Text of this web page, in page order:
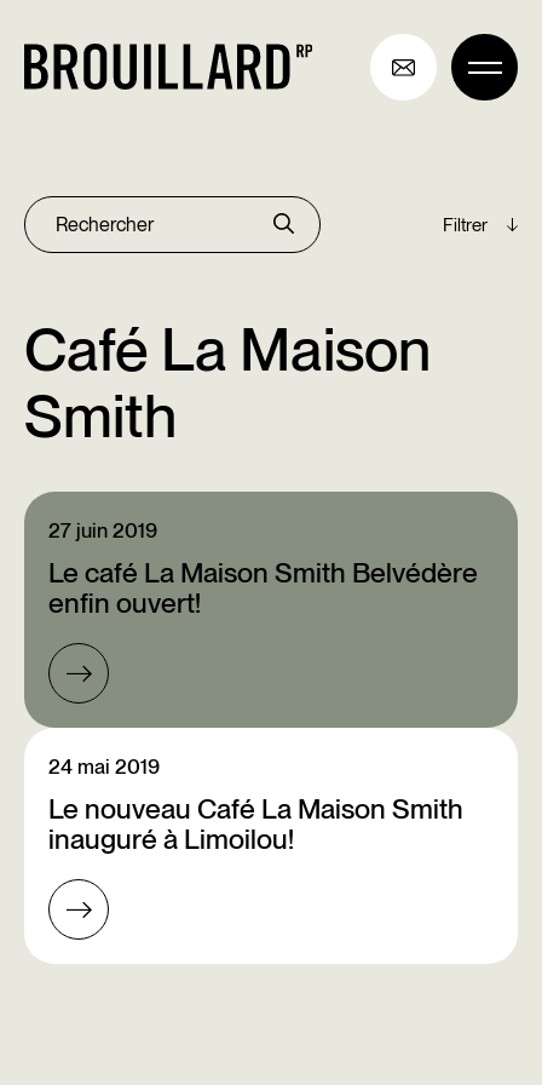
contenu
Café La Maison
Smith
Le café La Maison Smith Belvédère
enfin ouvert!
27 juin 2019
Le nouveau Café La Maison Smith
inauguré à Limoilou!
24 mai 2019
Rechercher : Archives